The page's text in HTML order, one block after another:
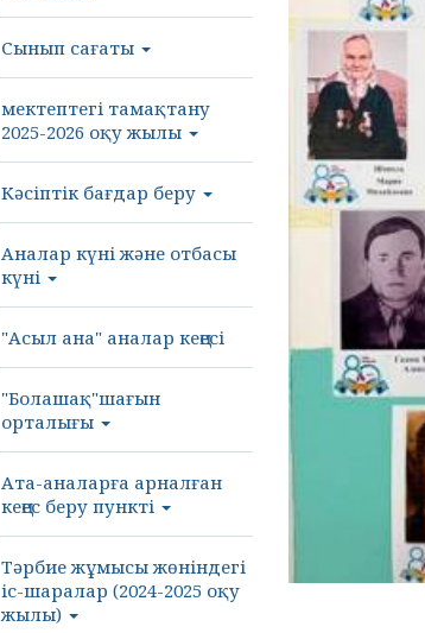
Сынып сағаты
мектептегі тамақтану
2025-2026 оқу жылы
Кәсіптік бағдар беру
Аналар күні және отбасы
күні
"Асыл ана" аналар кеңесі
"Болашақ"шағын
орталығы
Ата-аналарға арналған
кеңес беру пункті
Тәрбие жұмысы жөніндегі
іс-шаралар (2024-2025 оқу
жылы)